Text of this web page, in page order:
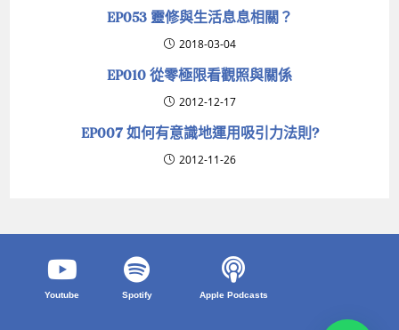
EP053 靈修與生活息息相關？
2018-03-04
EP010 從零極限看觀照與關係
2012-12-17
EP007 如何有意識地運用吸引力法則?
2012-11-26
Youtube Spotify Apple Podcasts